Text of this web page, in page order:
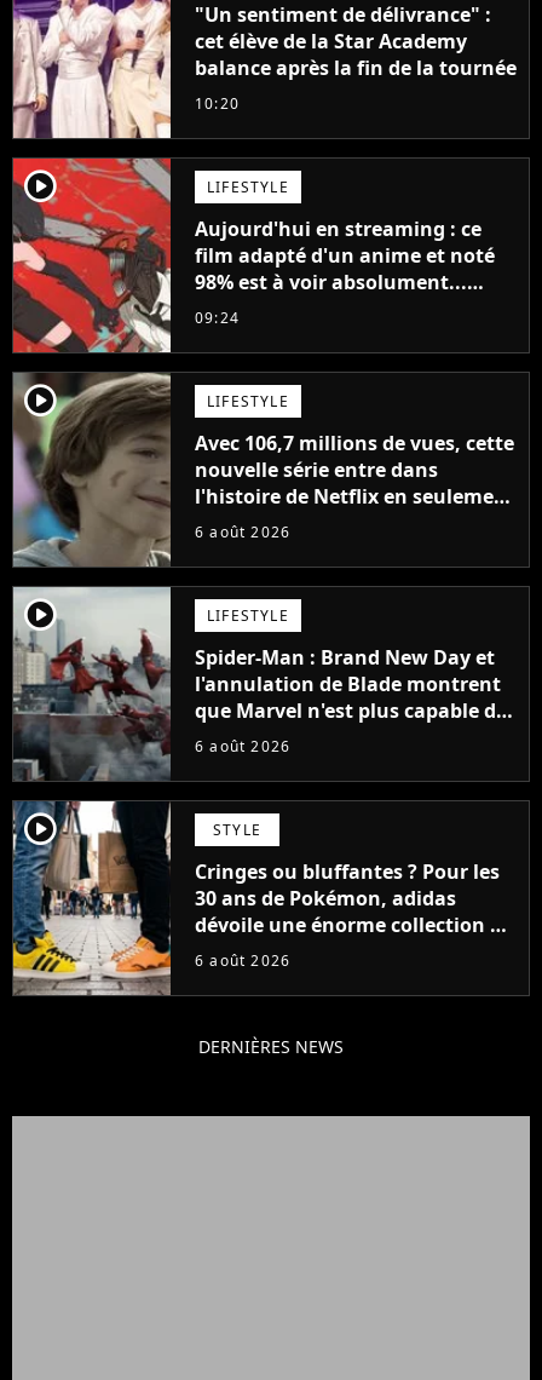
"Un sentiment de délivrance" :
cet élève de la Star Academy
balance après la fin de la tournée
10:20
player2 LIFESTYLE
Aujourd'hui en streaming : ce
film adapté d'un anime et noté
98% est à voir absolument...
sinon vous ne comprendrez plus
09:24
player2 LIFESTYLE
Avec 106,7 millions de vues, cette
nouvelle série entre dans
l'histoire de Netflix en seulement
48 jours
6 août 2026
player2 LIFESTYLE
Spider-Man : Brand New Day et
l'annulation de Blade montrent
que Marvel n'est plus capable de
faire quoi que ce soit de simple
6 août 2026
player2 STYLE
Cringes ou bluffantes ? Pour les
30 ans de Pokémon, adidas
dévoile une énorme collection de
sneakers et je ne sais pas quoi en
6 août 2026
DERNIÈRES NEWS